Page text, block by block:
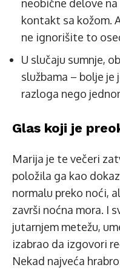
neobične delove
kontakt sa kožom.
ne ignorišite to
U slučaju sumnje,
službama – bolje je
razloga nego
Glas koji je
Marija je te večeri
položila ga kao
normalu preko noći,
završi noćna mora. I
jutarnjem metežu,
izabrao da izgovori
Nekad najveća